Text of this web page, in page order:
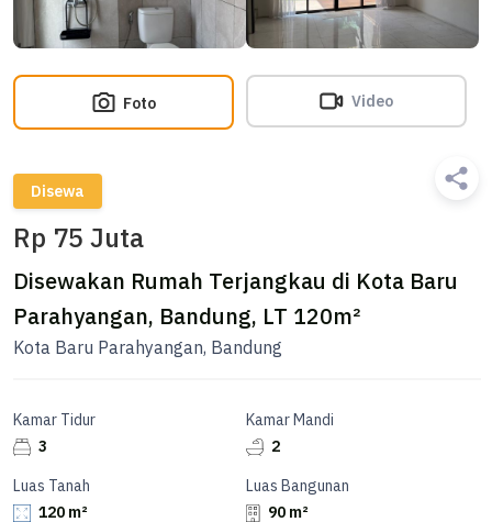
Foto Video
Disewa
Rp 75 Juta
Disewakan Rumah Terjangkau di Kota Baru
Parahyangan, Bandung, LT 120m²
Kota Baru Parahyangan, Bandung
Kamar Tidur
3
Kamar Mandi
2
Luas Tanah
120 m²
Luas Bangunan
90 m²